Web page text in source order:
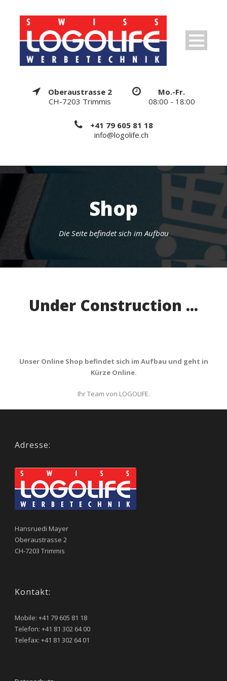
Oberaustrasse 2
CH-7203 Trimmis
Mo.-Fr.
08:00 - 18:00
+41 79 605 81 18
info@logolife.ch
Shop
Die Seite befindet sich im Aufbau
Under Construction ...
Unser Online Shop befindet sich im Aufbau und geht in
Kürze Online.
Ihr Team von LOGOLIFE.
Adresse:
Hansruedi Mayer
Oberaustrasse 2
CH-7203 Trimmis
Kontakt:
Mobile: +41 79 605 81 18
Telefon: +41 81 302 64 00
Telefax: +41 81 302 64 01